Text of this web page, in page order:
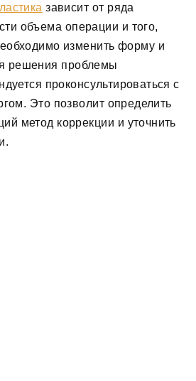
зависит от ряда
объема операции и того,
изменить форму и
решения проблемы
проконсультироваться с
Это позволит определить
метод коррекции и уточнить